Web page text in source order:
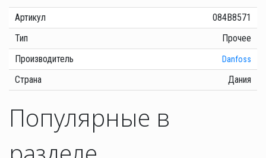
Артикул
084B8571
Тип
Прочее
Производитель
Danfoss
Страна Дания
Популярные в